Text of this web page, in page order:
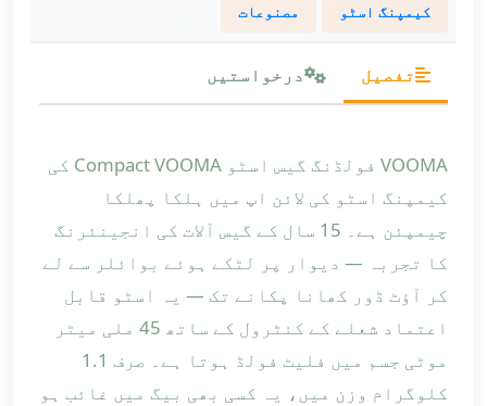
کیمپنگ اسٹو مصنوعات
تفصیل درخواستیں
VOOMA فولڈنگ گیس اسٹو Compact VOOMA کی
کیمپنگ اسٹو کی لائن اپ میں ہلکا پھلکا
چیمپئن ہے۔ 15 سال کے گیس آلات کی انجینئرنگ
کا تجربہ — دیوار پر لٹکے ہوئے بوائلر سے لے
کر آؤٹ ڈور کھانا پکانے تک — یہ اسٹو قابل
اعتماد شعلے کے کنٹرول کے ساتھ 45 ملی میٹر
موٹی جسم میں فلیٹ فولڈ ہوتا ہے۔ صرف 1.1
کلوگرام وزن میں، یہ کسی بھی بیگ میں غائب ہو